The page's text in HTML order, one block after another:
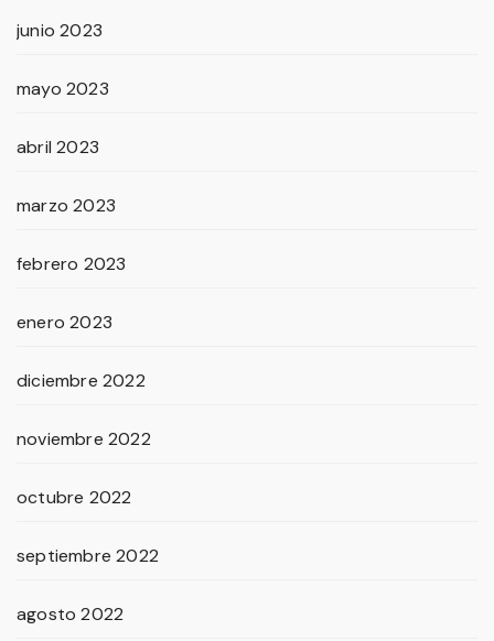
junio 2023
mayo 2023
abril 2023
marzo 2023
febrero 2023
enero 2023
diciembre 2022
noviembre 2022
octubre 2022
septiembre 2022
agosto 2022